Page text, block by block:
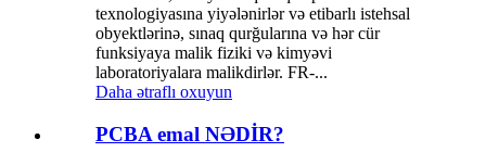
texnologiyasına yiyələnirlər və etibarlı istehsal
obyektlərinə, sınaq qurğularına və hər cür
funksiyaya malik fiziki və kimyəvi
laboratoriyalara malikdirlər. FR-...
Daha ətraflı oxuyun
PCBA emal NƏDİR?